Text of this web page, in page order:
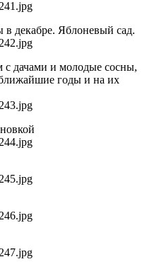
декабре. Яблоневый сад.
с дачами и молодые сосны,
ближайшие годы и на их